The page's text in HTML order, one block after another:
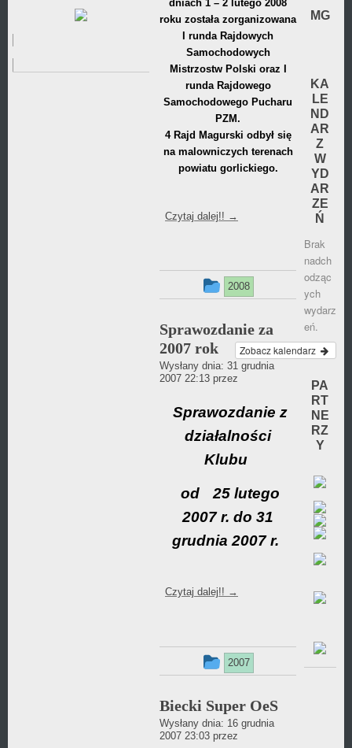
2011
PROMOCJI
Album 2023
Album 2022
Album 2021
Album 2019
Album 2008
dniach 1 – 2 lutego 2008
roku została zorganizowana
I runda Rajdowych
Samochodowych
Mistrzostw Polski oraz I
runda Rajdowego
Samochodowego Pucharu
PZM.
4 Rajd Magurski odbył się
na malowniczych terenach
powiatu gorlickiego.
Czytaj dalej!! →
Ten
był
dodany
w
kategorii
2008
Sprawozdanie za
2007 rok
Wysłany dnia: 31 grudnia
2007 22:13 przez
Sprawozdanie z
działalności
Klubu
od
25 lutego
2007 r. do 31
grudnia 2007 r.
Czytaj dalej!! →
Ten
był
dodany
2007
Biecki Super OeS
Wysłany dnia: 16 grudnia
2007 23:03 przez
MG
KA
LE
ND
AR
Z
W
YD
AR
ZE
Ń
Brak
nadch
odząc
ych
wydarz
eń.
Zobacz kalendarz
PA
RT
NE
RZ
Y